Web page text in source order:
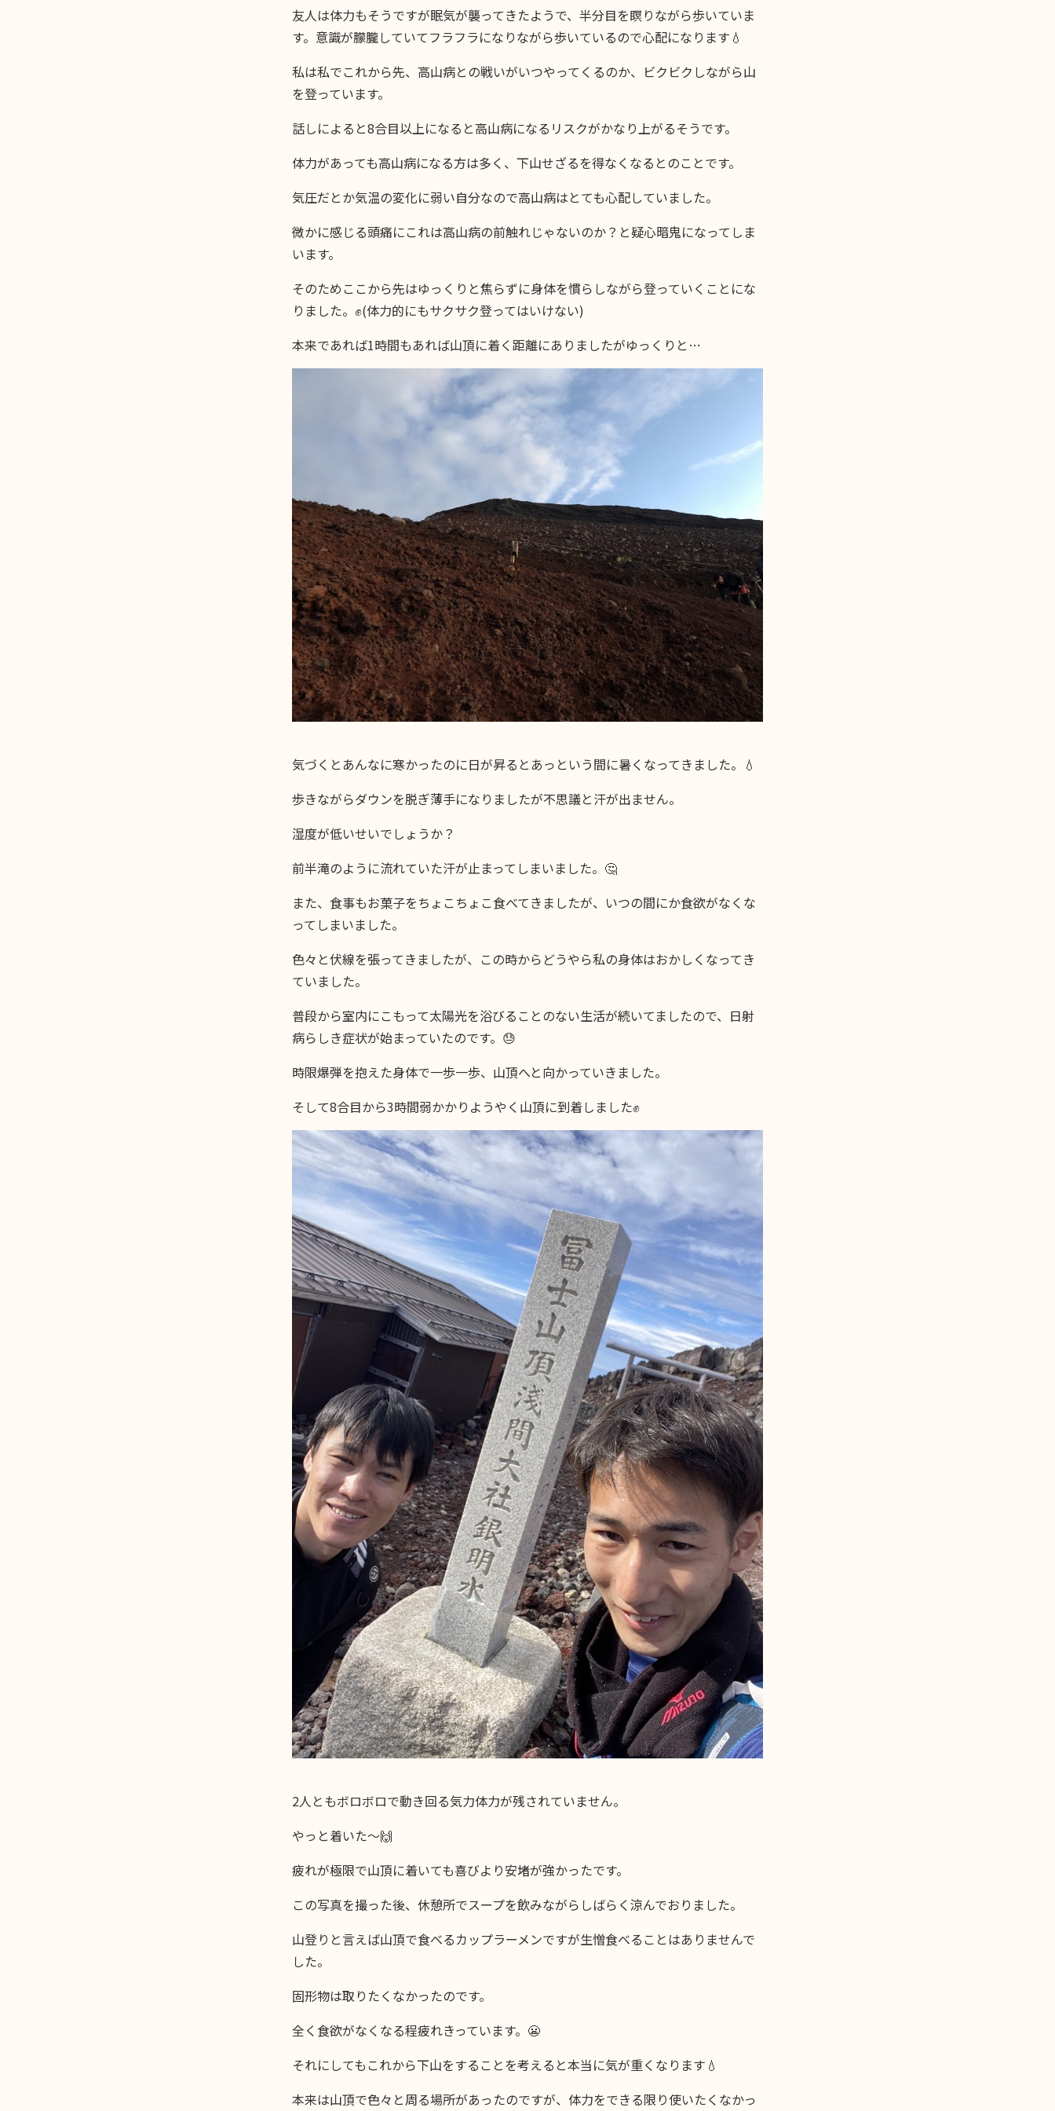
友人は体力もそうですが眠気が襲ってきたようで、半分目を瞑りながら歩いていま
す。意識が朦朧していてフラフラになりながら歩いているので心配になります💧
私は私でこれから先、高山病との戦いがいつやってくるのか、ビクビクしながら山
を登っています。
話しによると8合目以上になると高山病になるリスクがかなり上がるそうです。
体力があっても高山病になる方は多く、下山せざるを得なくなるとのことです。
気圧だとか気温の変化に弱い自分なので高山病はとても心配していました。
微かに感じる頭痛にこれは高山病の前触れじゃないのか？と疑心暗鬼になってしま
います。
そのためここから先はゆっくりと焦らずに身体を慣らしながら登っていくことにな
りました。✊(体力的にもサクサク登ってはいけない)
本来であれば1時間もあれば山頂に着く距離にありましたがゆっくりと…
気づくとあんなに寒かったのに日が昇るとあっという間に暑くなってきました。💧
歩きながらダウンを脱ぎ薄手になりましたが不思議と汗が出ません。
湿度が低いせいでしょうか？
前半滝のように流れていた汗が止まってしまいました。🤔
また、食事もお菓子をちょこちょこ食べてきましたが、いつの間にか食欲がなくな
ってしまいました。
色々と伏線を張ってきましたが、この時からどうやら私の身体はおかしくなってき
ていました。
普段から室内にこもって太陽光を浴びることのない生活が続いてましたので、日射
病らしき症状が始まっていたのです。😓
時限爆弾を抱えた身体で一歩一歩、山頂へと向かっていきました。
そして8合目から3時間弱かかりようやく山頂に到着しました✊
2人ともボロボロで動き回る気力体力が残されていません。
やっと着いた〜🙌
疲れが極限で山頂に着いても喜びより安堵が強かったです。
この写真を撮った後、休憩所でスープを飲みながらしばらく涼んでおりました。
山登りと言えば山頂で食べるカップラーメンですが生憎食べることはありませんで
した。
固形物は取りたくなかったのです。
全く食欲がなくなる程疲れきっています。😬
それにしてもこれから下山をすることを考えると本当に気が重くなります💧
本来は山頂で色々と周る場所があったのですが、体力をできる限り使いたくなかっ